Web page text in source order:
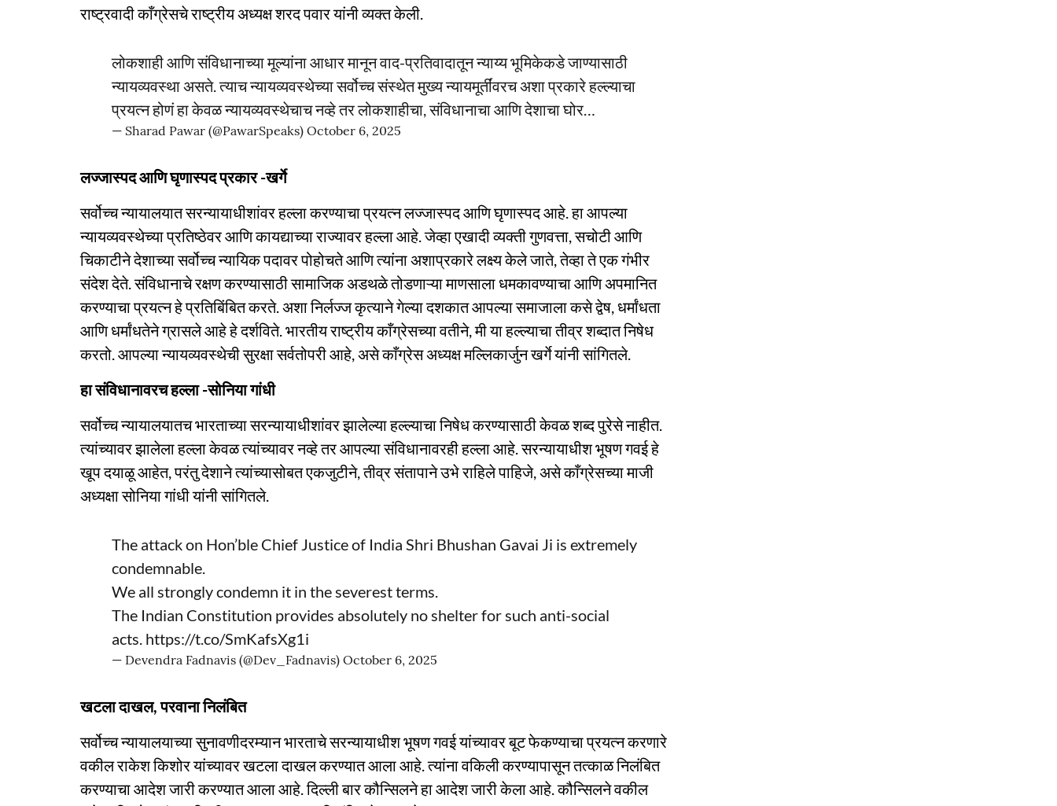
राष्ट्रवादी काँग्रेसचे राष्ट्रीय अध्यक्ष शरद पवार यांनी व्यक्त केली.
लोकशाही आणि संविधानाच्या मूल्यांना आधार मानून वाद-प्रतिवादातून न्याय्य भूमिकेकडे जाण्यासाठी
न्यायव्यवस्था असते. त्याच न्यायव्यवस्थेच्या सर्वोच्च संस्थेत मुख्य न्यायमूर्तींवरच अशा प्रकारे हल्ल्याचा
प्रयत्न होणं हा केवळ न्यायव्यवस्थेचाच नव्हे तर लोकशाहीचा, संविधानाचा आणि देशाचा घोर…
— Sharad Pawar (@PawarSpeaks) October 6, 2025
लज्जास्पद आणि घृणास्पद प्रकार -खर्गे
सर्वोच्च न्यायालयात सरन्यायाधीशांवर हल्ला करण्याचा प्रयत्न लज्जास्पद आणि घृणास्पद आहे. हा आपल्या
न्यायव्यवस्थेच्या प्रतिष्ठेवर आणि कायद्याच्या राज्यावर हल्ला आहे. जेव्हा एखादी व्यक्ती गुणवत्ता, सचोटी आणि
चिकाटीने देशाच्या सर्वोच्च न्यायिक पदावर पोहोचते आणि त्यांना अशाप्रकारे लक्ष्य केले जाते, तेव्हा ते एक गंभीर
संदेश देते. संविधानाचे रक्षण करण्यासाठी सामाजिक अडथळे तोडणाऱ्या माणसाला धमकावण्याचा आणि अपमानित
करण्याचा प्रयत्न हे प्रतिबिंबित करते. अशा निर्लज्ज कृत्याने गेल्या दशकात आपल्या समाजाला कसे द्वेष, धर्मांधता
आणि धर्मांधतेने ग्रासले आहे हे दर्शविते. भारतीय राष्ट्रीय काँग्रेसच्या वतीने, मी या हल्ल्याचा तीव्र शब्दात निषेध
करतो. आपल्या न्यायव्यवस्थेची सुरक्षा सर्वतोपरी आहे, असे काँग्रेस अध्यक्ष मल्लिकार्जुन खर्गे यांनी सांगितले.
हा संविधानावरच हल्ला -सोनिया गांधी
सर्वोच्च न्यायालयातच भारताच्या सरन्यायाधीशांवर झालेल्या हल्ल्याचा निषेध करण्यासाठी केवळ शब्द पुरेसे नाहीत.
त्यांच्यावर झालेला हल्ला केवळ त्यांच्यावर नव्हे तर आपल्या संविधानावरही हल्ला आहे. सरन्यायाधीश भूषण गवई हे
खूप दयाळू आहेत, परंतु देशाने त्यांच्यासोबत एकजुटीने, तीव्र संतापाने उभे राहिले पाहिजे, असे काँग्रेसच्या माजी
अध्यक्षा सोनिया गांधी यांनी सांगितले.
The attack on Hon’ble Chief Justice of India Shri Bhushan Gavai Ji is extremely
condemnable.
We all strongly condemn it in the severest terms.
The Indian Constitution provides absolutely no shelter for such anti-social
acts. https://t.co/SmKafsXg1i
— Devendra Fadnavis (@Dev_Fadnavis) October 6, 2025
खटला दाखल, परवाना निलंबित
सर्वोच्च न्यायालयाच्या सुनावणीदरम्यान भारताचे सरन्यायाधीश भूषण गवई यांच्यावर बूट फेकण्याचा प्रयत्न करणारे
वकील राकेश किशोर यांच्यावर खटला दाखल करण्यात आला आहे. त्यांना वकिली करण्यापासून तत्काळ निलंबित
करण्याचा आदेश जारी करण्यात आला आहे. दिल्ली बार कौन्सिलने हा आदेश जारी केला आहे. कौन्सिलने वकील